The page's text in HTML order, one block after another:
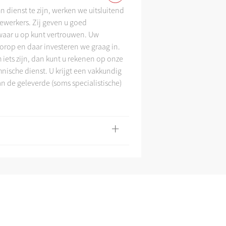
dienst te zijn, werken we uitsluitend
Zij geven u goed
u op kunt vertrouwen. Uw
en daar investeren we graag in.
zijn, dan kunt u rekenen op onze
dienst. U krijgt een vakkundig
de geleverde (soms specialistische)
+